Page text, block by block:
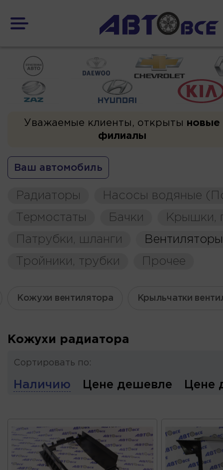
Уважаемые клиенты, открыты новые
филиалы
Ваш автомобиль
Радиаторы
Насосы водяные
Термостаты
Бачки
Крышки,
Патрубки, шланги
Тройники, трубки
Прочее
Кожухи вентилятора Крыльчатки
Кожухи радиатора
Сортировать по:
Наличию Цене дешевле Цене